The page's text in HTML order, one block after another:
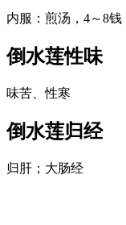
内服：煎汤，4～8钱
倒水莲性味
味苦、性寒
倒水莲归经
归肝；大肠经